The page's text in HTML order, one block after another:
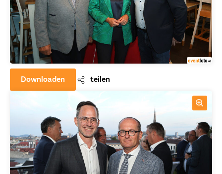
Downloaden teilen